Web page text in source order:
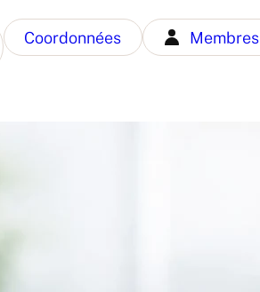
Coordonnées Membres